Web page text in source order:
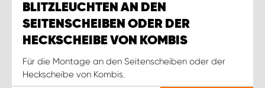
BLITZLEUCHTEN AN DEN
SEITENSCHEIBEN ODER DER
HECKSCHEIBE VON KOMBIS
Für die Montage an den Seitenscheiben oder der
Heckscheibe von Kombis.